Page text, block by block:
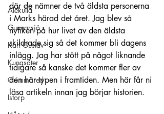
Älekulla
Gunnarsjö
Karl Gustav
Kungsäter
Grimmared
Istorp
där de nämner de två äldsta personerna
i Marks härad det året. Jag blev så
nyfiken på hur livet av den äldsta
skildrade sig så det kommer bli dagens
inlägg. Jag har stött på något liknande
tidigare så kanske det kommer fler av
den här typen i framtiden. Men här får ni
läsa artikeln innan jag börjar historien.